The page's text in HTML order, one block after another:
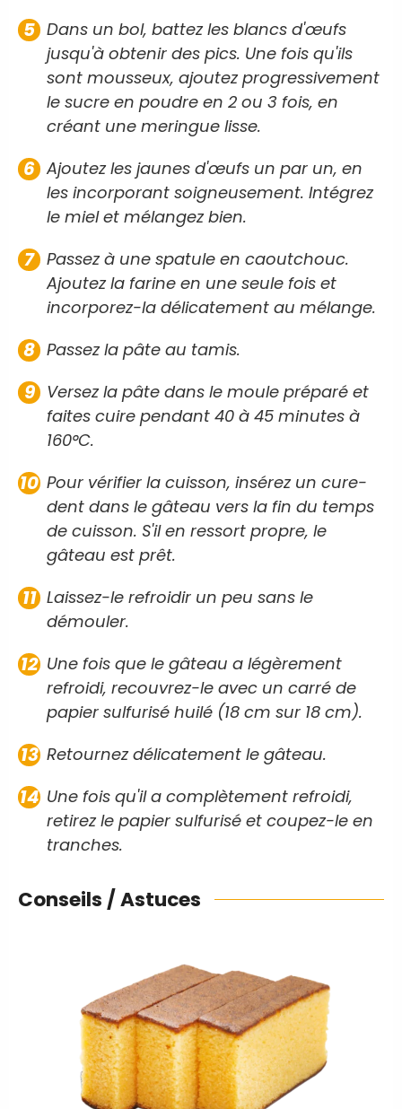
Dans un bol, battez les blancs d'œufs
jusqu'à obtenir des pics. Une fois qu'ils
sont mousseux, ajoutez progressivement
le sucre en poudre en 2 ou 3 fois, en
créant une meringue lisse.
Ajoutez les jaunes d'œufs un par un, en
les incorporant soigneusement. Intégrez
le miel et mélangez bien.
Passez à une spatule en caoutchouc.
Ajoutez la farine en une seule fois et
incorporez-la délicatement au mélange.
Passez la pâte au tamis.
Versez la pâte dans le moule préparé et
faites cuire pendant 40 à 45 minutes à
160°C.
Pour vérifier la cuisson, insérez un cure-
dent dans le gâteau vers la fin du temps
de cuisson. S'il en ressort propre, le
gâteau est prêt.
Laissez-le refroidir un peu sans le
démouler.
Une fois que le gâteau a légèrement
refroidi, recouvrez-le avec un carré de
papier sulfurisé huilé (18 cm sur 18 cm).
Retournez délicatement le gâteau.
Une fois qu'il a complètement refroidi,
retirez le papier sulfurisé et coupez-le en
tranches.
Conseils / Astuces